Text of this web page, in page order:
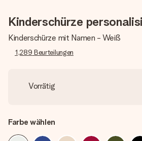
Kinderschürze
Kinderschürze mit Namen - Weiß
1,289 Beurteilungen
Vorrätig
Farbe wählen